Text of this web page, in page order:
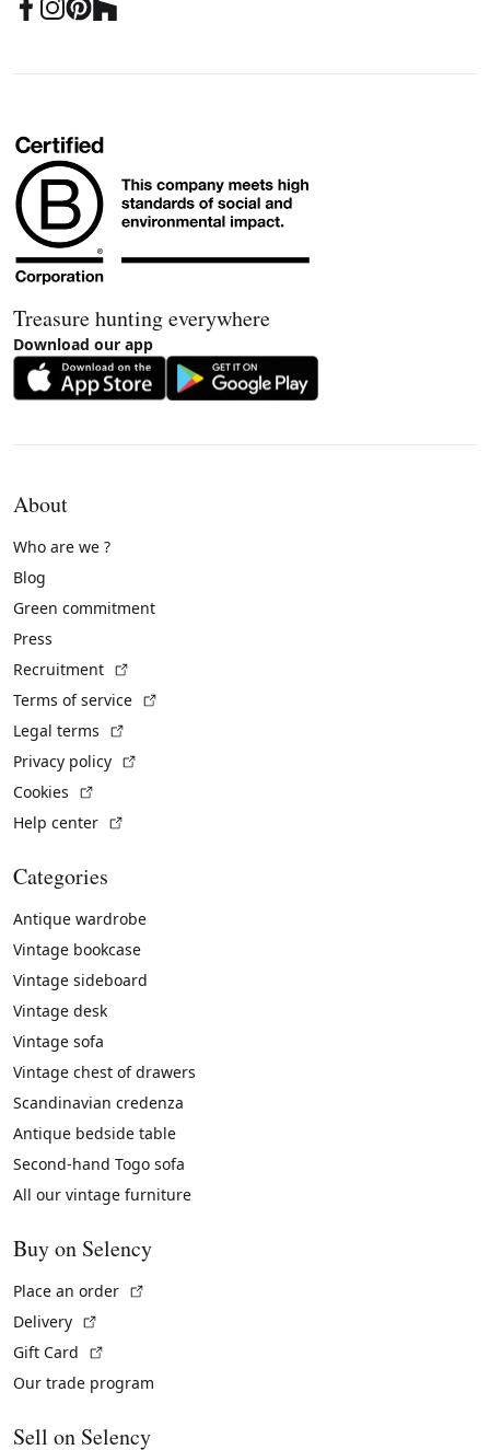
Treasure hunting everywhere
Download our app
About
Who are we ?
Blog
Green commitment
Press
Recruitment
Terms of service
Legal terms
Privacy policy
Cookies
Help center
Categories
Antique wardrobe
Vintage bookcase
Vintage sideboard
Vintage desk
Vintage sofa
Vintage chest of drawers
Scandinavian credenza
Antique bedside table
Second-hand Togo sofa
All our vintage furniture
Buy on Selency
Place an order
Delivery
Gift Card
Our trade program
Sell on Selency